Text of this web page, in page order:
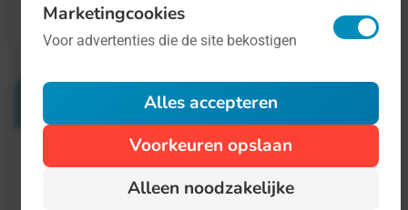
Verwante Dagen
Internationale Dag van de Anticonceptie
Marketingcookies
Voor advertenties die de site bekostigen
Alles accepteren
Voorkeuren opslaan
Alleen noodzakelijke